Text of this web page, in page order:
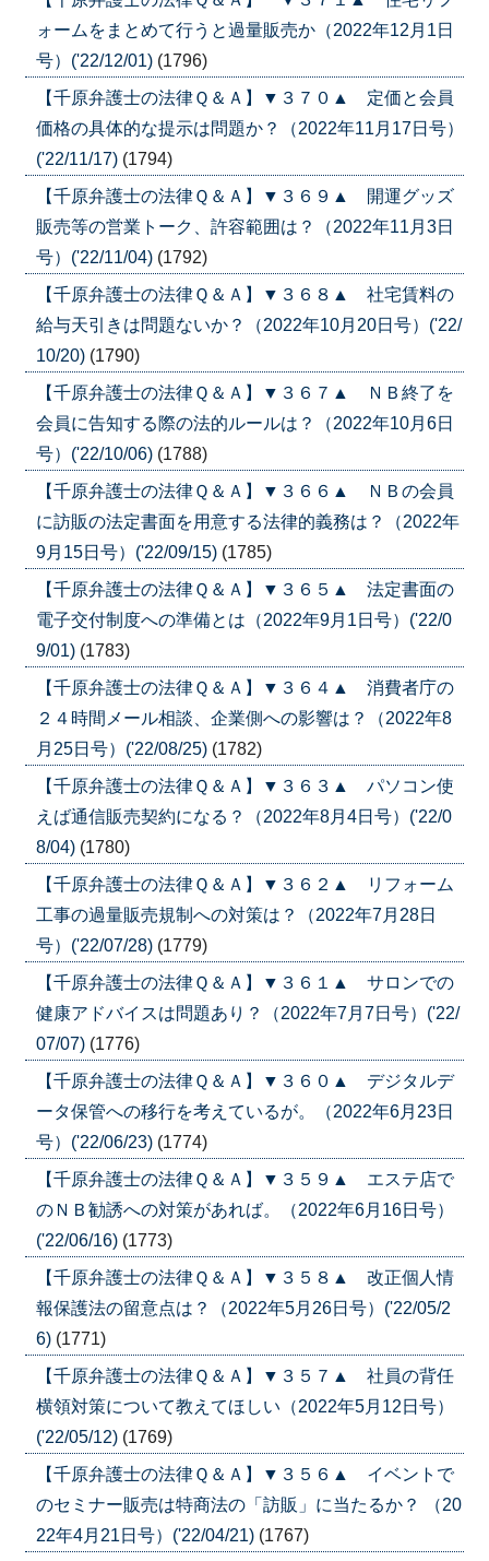
ォームをまとめて行うと過量販売か（2022年12月1日
号）('22/12/01) (1796)
【千原弁護士の法律Ｑ＆Ａ】▼３７０▲ 定価と会員
価格の具体的な提示は問題か？（2022年11月17日号）
('22/11/17) (1794)
【千原弁護士の法律Ｑ＆Ａ】▼３６９▲ 開運グッズ
販売等の営業トーク、許容範囲は？（2022年11月3日
号）('22/11/04) (1792)
【千原弁護士の法律Ｑ＆Ａ】▼３６８▲ 社宅賃料の
給与天引きは問題ないか？（2022年10月20日号）('22/
10/20) (1790)
【千原弁護士の法律Ｑ＆Ａ】▼３６７▲ ＮＢ終了を
会員に告知する際の法的ルールは？（2022年10月6日
号）('22/10/06) (1788)
【千原弁護士の法律Ｑ＆Ａ】▼３６６▲ ＮＢの会員
に訪販の法定書面を用意する法律的義務は？（2022年
9月15日号）('22/09/15) (1785)
【千原弁護士の法律Ｑ＆Ａ】▼３６５▲ 法定書面の
電子交付制度への準備とは（2022年9月1日号）('22/0
9/01) (1783)
【千原弁護士の法律Ｑ＆Ａ】▼３６４▲ 消費者庁の
２４時間メール相談、企業側への影響は？（2022年8
月25日号）('22/08/25) (1782)
【千原弁護士の法律Ｑ＆Ａ】▼３６３▲ パソコン使
えば通信販売契約になる？（2022年8月4日号）('22/0
8/04) (1780)
【千原弁護士の法律Ｑ＆Ａ】▼３６２▲ リフォーム
工事の過量販売規制への対策は？（2022年7月28日
号）('22/07/28) (1779)
【千原弁護士の法律Ｑ＆Ａ】▼３６１▲ サロンでの
健康アドバイスは問題あり？（2022年7月7日号）('22/
07/07) (1776)
【千原弁護士の法律Ｑ＆Ａ】▼３６０▲ デジタルデ
ータ保管への移行を考えているが。（2022年6月23日
号）('22/06/23) (1774)
【千原弁護士の法律Ｑ＆Ａ】▼３５９▲ エステ店で
のＮＢ勧誘への対策があれば。（2022年6月16日号）
('22/06/16) (1773)
【千原弁護士の法律Ｑ＆Ａ】▼３５８▲ 改正個人情
報保護法の留意点は？（2022年5月26日号）('22/05/2
6) (1771)
【千原弁護士の法律Ｑ＆Ａ】▼３５７▲ 社員の背任
横領対策について教えてほしい（2022年5月12日号）
('22/05/12) (1769)
【千原弁護士の法律Ｑ＆Ａ】▼３５６▲ イベントで
のセミナー販売は特商法の「訪販」に当たるか？ （20
22年4月21日号）('22/04/21) (1767)